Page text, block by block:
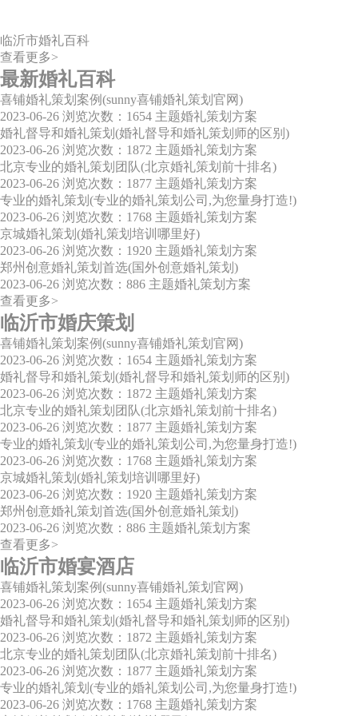
临沂市婚礼百科
查看更多>
最新婚礼百科
喜铺婚礼策划案例(sunny喜铺婚礼策划官网)
2023-06-26 浏览次数：1654 主题婚礼策划方案
婚礼督导和婚礼策划(婚礼督导和婚礼策划师的区别)
2023-06-26 浏览次数：1872 主题婚礼策划方案
北京专业的婚礼策划团队(北京婚礼策划前十排名)
2023-06-26 浏览次数：1877 主题婚礼策划方案
专业的婚礼策划(专业的婚礼策划公司,为您量身打造!)
2023-06-26 浏览次数：1768 主题婚礼策划方案
京城婚礼策划(婚礼策划培训哪里好)
2023-06-26 浏览次数：1920 主题婚礼策划方案
郑州创意婚礼策划首选(国外创意婚礼策划)
2023-06-26 浏览次数：886 主题婚礼策划方案
查看更多>
临沂市婚庆策划
喜铺婚礼策划案例(sunny喜铺婚礼策划官网)
2023-06-26 浏览次数：1654 主题婚礼策划方案
婚礼督导和婚礼策划(婚礼督导和婚礼策划师的区别)
2023-06-26 浏览次数：1872 主题婚礼策划方案
北京专业的婚礼策划团队(北京婚礼策划前十排名)
2023-06-26 浏览次数：1877 主题婚礼策划方案
专业的婚礼策划(专业的婚礼策划公司,为您量身打造!)
2023-06-26 浏览次数：1768 主题婚礼策划方案
京城婚礼策划(婚礼策划培训哪里好)
2023-06-26 浏览次数：1920 主题婚礼策划方案
郑州创意婚礼策划首选(国外创意婚礼策划)
2023-06-26 浏览次数：886 主题婚礼策划方案
查看更多>
临沂市婚宴酒店
喜铺婚礼策划案例(sunny喜铺婚礼策划官网)
2023-06-26 浏览次数：1654 主题婚礼策划方案
婚礼督导和婚礼策划(婚礼督导和婚礼策划师的区别)
2023-06-26 浏览次数：1872 主题婚礼策划方案
北京专业的婚礼策划团队(北京婚礼策划前十排名)
2023-06-26 浏览次数：1877 主题婚礼策划方案
专业的婚礼策划(专业的婚礼策划公司,为您量身打造!)
2023-06-26 浏览次数：1768 主题婚礼策划方案